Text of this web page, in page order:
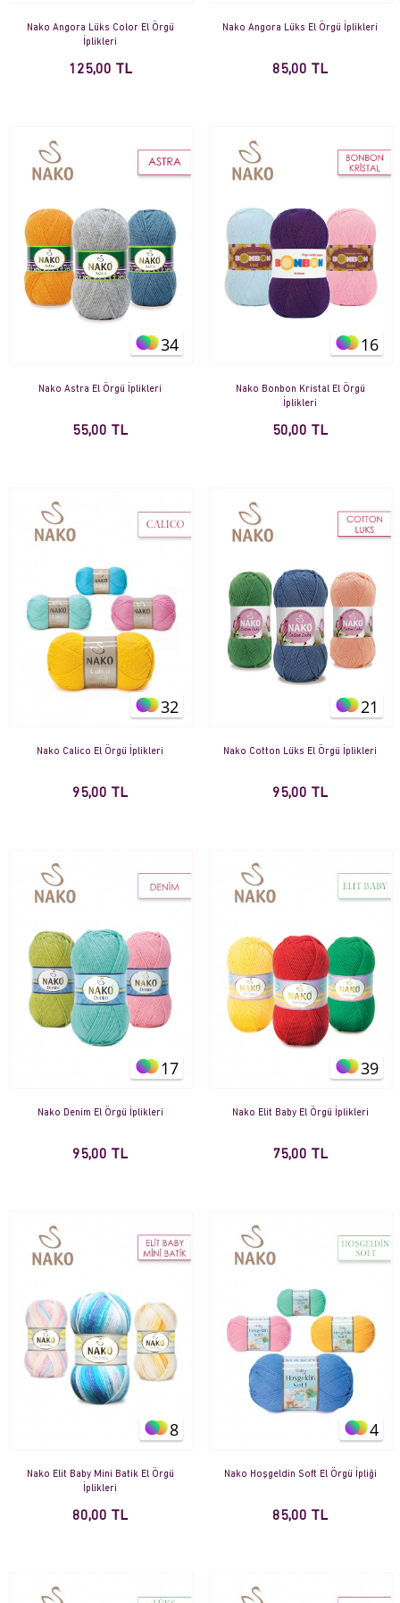
Nako Angora Lüks Color El Örgü
İplikleri
125,00 TL
Nako Angora Lüks El Örgü İplikleri
85,00 TL
34
Nako Astra El Örgü İplikleri
55,00 TL
16
Nako Bonbon Kristal El Örgü
İplikleri
50,00 TL
32
Nako Calico El Örgü İplikleri
95,00 TL
21
Nako Cotton Lüks El Örgü İplikleri
95,00 TL
17
Nako Denim El Örgü İplikleri
95,00 TL
39
Nako Elit Baby El Örgü İplikleri
75,00 TL
8
Nako Elit Baby Mini Batik El Örgü
İplikleri
80,00 TL
4
Nako Hoşgeldin Soft El Örgü İpliği
85,00 TL